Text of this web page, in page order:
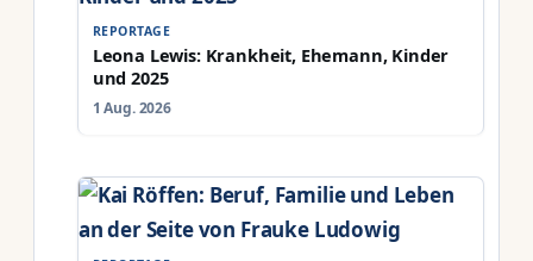
REPORTAGE
Leona Lewis: Krankheit, Ehemann, Kinder
und 2025
1 Aug. 2026